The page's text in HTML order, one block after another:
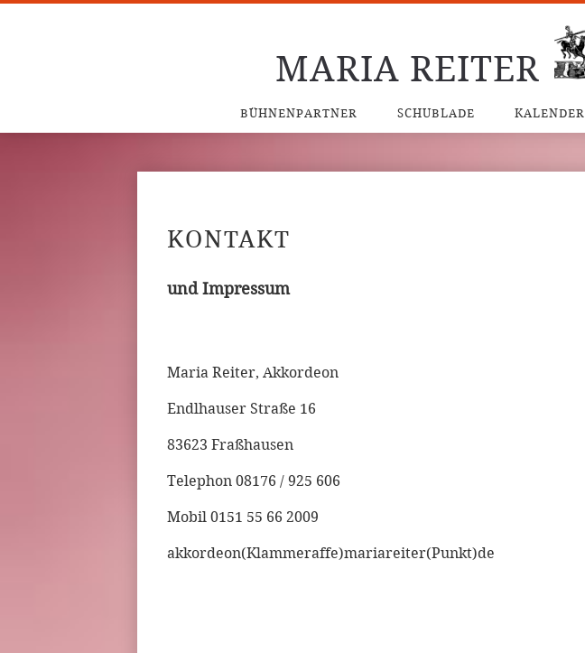
MARIA REITER
BÜHNENPARTNER SCHUBLADE KALENDER
KONTAKT
und Impressum
Maria Reiter, Akkordeon
Endlhauser Straße 16
83623 Fraßhausen
Telephon 08176 / 925 606
Mobil 0151 55 66 2009
akkordeon(Klammeraffe)mariareiter(Punkt)de